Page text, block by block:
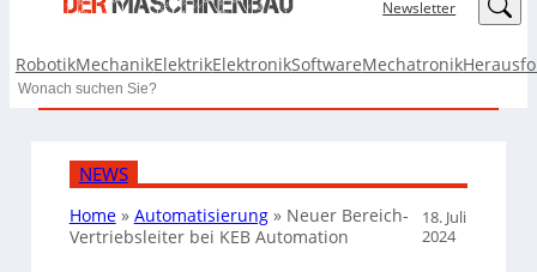
Newsletter LinkedIn
RobotikMechanikElektrikElektronikSoftwareMechatronik
Search
NEWS
Home» Automatisierung» Neuer Bereich-
Vertriebsleiter bei KEB Automation
18. Juli
2024